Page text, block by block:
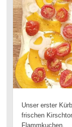
Unser erster
frischen
Flammkuchen.